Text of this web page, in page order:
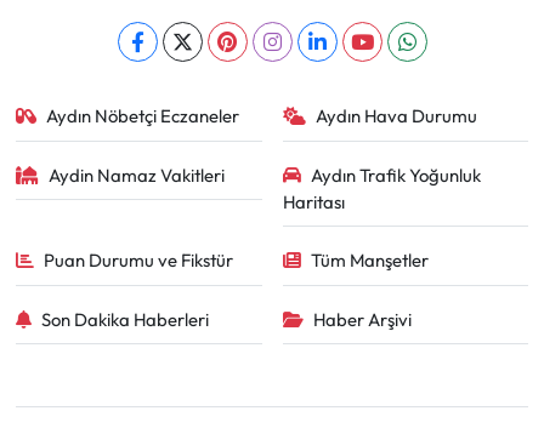
Aydın Nöbetçi Eczaneler Aydın Hava Durumu
Aydin Namaz Vakitleri
Aydın Trafik Yoğunluk
Haritası
Puan Durumu ve Fikstür Tüm Manşetler
Son Dakika Haberleri Haber Arşivi